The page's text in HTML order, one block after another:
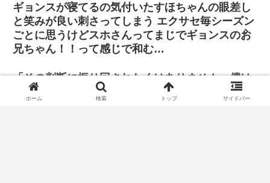
ギョンスが寝てるの気付いたすほちゃんの眼差し
と笑みが良い刺さってしまう エクサセ毎シーズン
ごとに思うけどスホさんってまじでギョンスのお
兄ちゃん！！って感じで和む…
「その判断に振り回されたくはありません。僕は
自分の立ち位置で全力を尽くし、歌手と俳優双方
ホーム 検索 トップ サイドバー